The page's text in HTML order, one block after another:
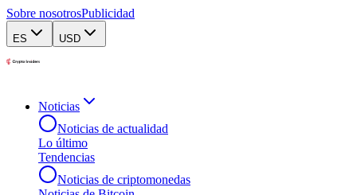
Sobre nosotrosPublicidad
ES USD
Noticias
Noticias de actualidad
Lo último
Tendencias
Noticias de criptomonedas